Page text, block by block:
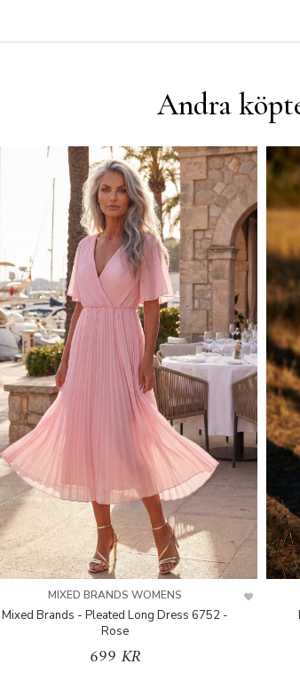
Andra
MIXED BRANDS WOMENS
Mixed Brands - Pleated Long Dress 6752 -
Rose
699 KR